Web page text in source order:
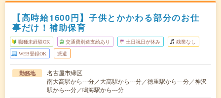
【高時給1600円】子供とかかわる部分のお仕
事だけ！補助保育
職種未経験OK 交通費別途支給あり 土日祝日が休み 残業なし
WEB登録OK 派遣
勤務地
名古屋市緑区
南大高駅から---分／大高駅から---分／徳重駅から---分／神沢
駅から---分／鳴海駅から---分